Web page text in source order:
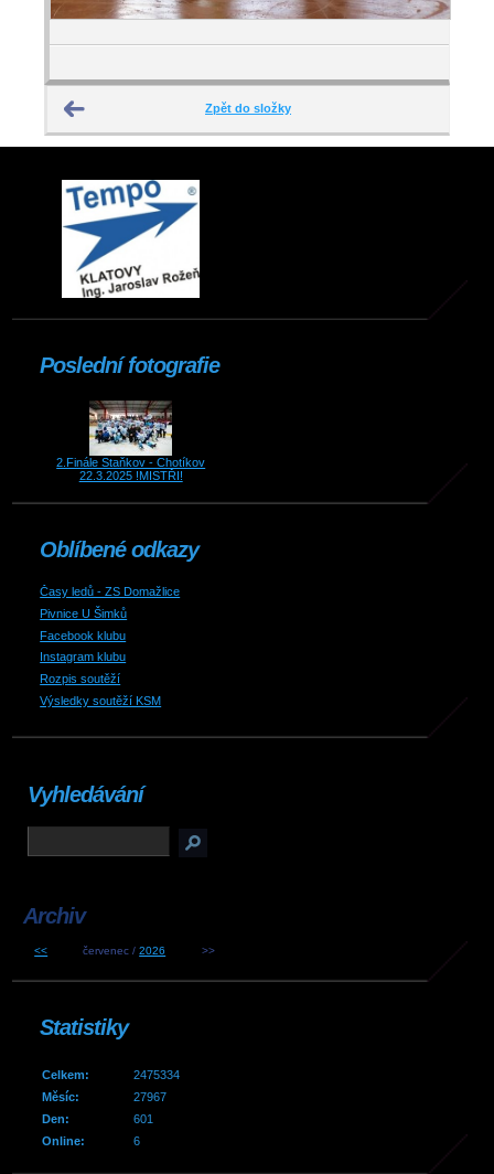
Zpět do složky
Poslední fotografie
2.Finále Staňkov - Chotíkov
22.3.2025 !MISTŘI!
Oblíbené odkazy
Časy ledů - ZS Domažlice
Pivnice U Šimků
Facebook klubu
Instagram klubu
Rozpis soutěží
Výsledky soutěží KSM
Vyhledávání
Archiv
<< červenec /2026 >>
Statistiky
Online: 6
Celkem:
2475334
Měsíc:
27967
Den:
601